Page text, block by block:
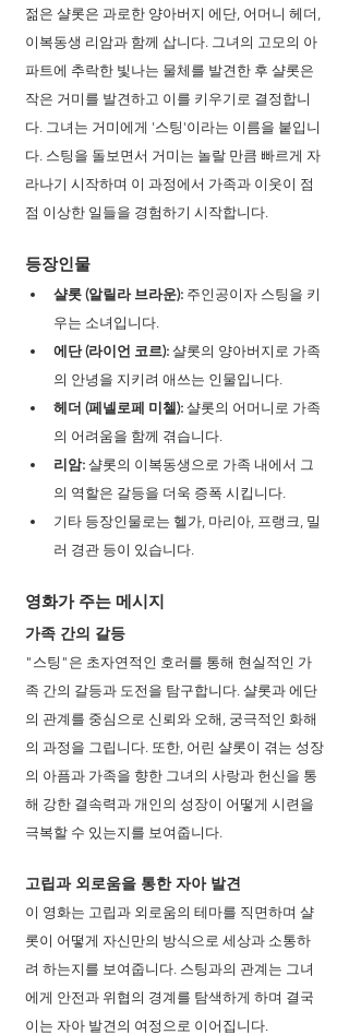
젊은 샬롯은 과로한 양아버지 에단, 어머니 헤더,
이복동생 리암과 함께 삽니다. 그녀의 고모의 아
파트에 추락한 빛나는 물체를 발견한 후 샬롯은
작은 거미를 발견하고 이를 키우기로 결정합니
다. 그녀는 거미에게 '스팅'이라는 이름을 붙입니
다. 스팅을 돌보면서 거미는 놀랄 만큼 빠르게 자
라나기 시작하며 이 과정에서 가족과 이웃이 점
점 이상한 일들을 경험하기 시작합니다.
등장인물
샬롯 (알릴라 브라운): 주인공이자 스팅을 키
우는 소녀입니다.
에단 (라이언 코르): 샬롯의 양아버지로 가족
의 안녕을 지키려 애쓰는 인물입니다.
헤더 (페넬로페 미첼): 샬롯의 어머니로 가족
의 어려움을 함께 겪습니다.
리암: 샬롯의 이복동생으로 가족 내에서 그
의 역할은 갈등을 더욱 증폭 시킵니다.
기타 등장인물로는 헬가, 마리아, 프랭크, 밀
러 경관 등이 있습니다.
영화가 주는 메시지
가족 간의 갈등
"스팅"은 초자연적인 호러를 통해 현실적인 가
족 간의 갈등과 도전을 탐구합니다. 샬롯과 에단
의 관계를 중심으로 신뢰와 오해, 궁극적인 화해
의 과정을 그립니다. 또한, 어린 샬롯이 겪는 성장
의 아픔과 가족을 향한 그녀의 사랑과 헌신을 통
해 강한 결속력과 개인의 성장이 어떻게 시련을
극복할 수 있는지를 보여줍니다.
고립과 외로움을 통한 자아 발견
이 영화는 고립과 외로움의 테마를 직면하며 샬
롯이 어떻게 자신만의 방식으로 세상과 소통하
려 하는지를 보여줍니다. 스팅과의 관계는 그녀
에게 안전과 위협의 경계를 탐색하게 하며 결국
이는 자아 발견의 여정으로 이어집니다.